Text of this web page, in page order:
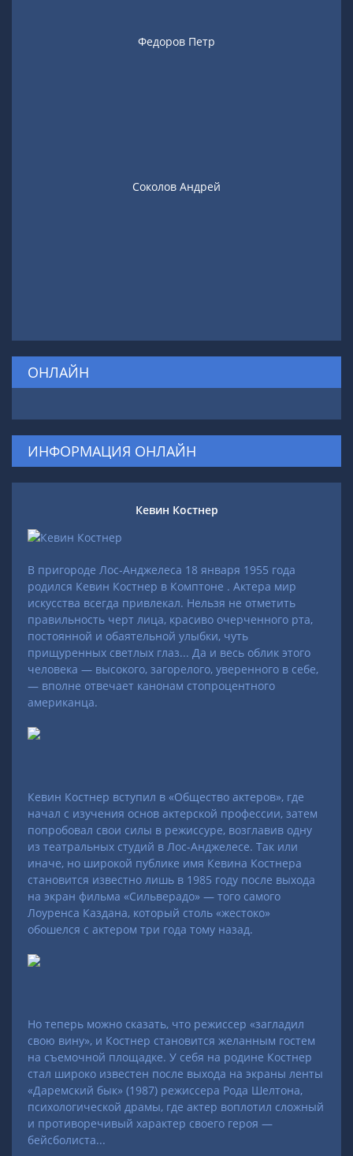
Федоров Петр
Соколов Андрей
ОНЛАЙН
ИНФОРМАЦИЯ ОНЛАЙН
Кевин Костнер
В пригороде Лос-Анджелеса 18 января 1955 года
родился Кевин Костнер в Комптоне . Актера мир
искусства всегда привлекал. Нельзя не отметить
правильность черт лица, красиво очерченного рта,
постоянной и обаятельной улыбки, чуть
прищуренных светлых глаз... Да и весь облик этого
человека — высокого, загорелого, уверенного в себе,
— вполне отвечает канонам стопроцентного
американца.
Кевин Костнер вступил в «Общество актеров», где
начал с изучения основ актерской профессии, затем
попробовал свои силы в режиссуре, возглавив одну
из театральных студий в Лос-Анджелесе. Так или
иначе, но широкой публике имя Кевина Костнера
становится известно лишь в 1985 году после выхода
на экран фильма «Сильверадо» — того самого
Лоуренса Каздана, который столь «жестоко»
обошелся с актером три года тому назад.
Но теперь можно сказать, что режиссер «загладил
свою вину», и Костнер становится желанным гостем
на съемочной площадке. У себя на родине Костнер
стал широко известен после выхода на экраны ленты
«Даремский бык» (1987) режиссера Рода Шелтона,
психологической драмы, где актер воплотил сложный
и противоречивый характер своего героя —
бейсболиста...